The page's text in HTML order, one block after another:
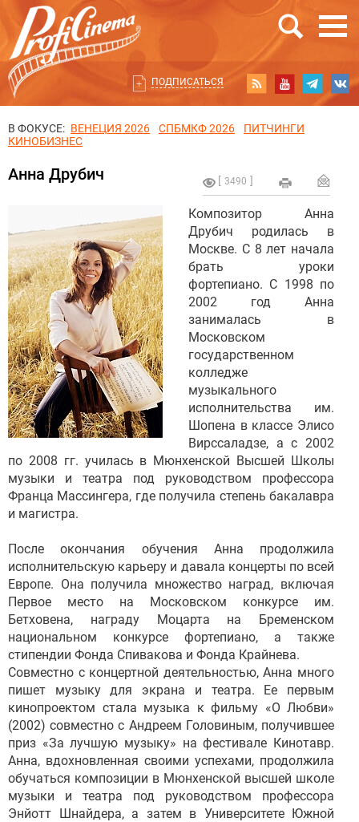
ПОДПИСАТЬСЯ
В ФОКУСЕ: ВЕНЕЦИЯ 2026 СПБМКФ 2026
ПИТЧИНГИ
КИНОБИЗНЕС
3490
Анна Друбич
Композитор Анна
Друбич родилась в
Москве. С 8 лет начала
брать уроки
фортепиано. С 1998 по
2002 год Анна
занималась в
Московском
государственном
колледже
музыкального
исполнительства им.
Шопена в классе Элисо
Вирссаладзе, а с 2002
по 2008 гг. училась в Мюнхенской Высшей Школы
музыки и театра под руководством профессора
Франца Массингера, где получила степень бакалавра
и магистра.
После окончания обучения Анна продолжила
исполнительскую карьеру и давала концерты по всей
Европе. Она получила множество наград, включая
Первое место на Московском конкурсе им.
Бетховена, награду Моцарта на Бременском
национальном конкурсе фортепиано, а также
стипендии Фонда Спивакова и Фонда Крайнева.
Совместно с концертной деятельностью, Анна много
пишет музыку для экрана и театра. Ее первым
кинопроектом стала музыка к фильму «О Любви»
(2002) совместно с Андреем Головиным, получившее
приз «За лучшую музыку» на фестивале Кинотавр.
Анна, вдохновленная своими успехами, продолжила
обучаться композиции в Мюнхенской высшей школе
музыки и театра под руководством профессора
Энйотт Шнайдера, а затем в Университете Южной